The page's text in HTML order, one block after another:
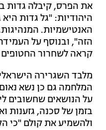
את הפרס, קיבלה גדות
היהודיות: "גל גדות
האנטישמיות.
הזה", ובנוסף על
קראה לשחרור החטופים
מלבד השגרירה
המלחמה גם כן נשא
על הנושאים שחשובים
בזמן של סכנה, גזענות
ולהשמיע את קולם "כי